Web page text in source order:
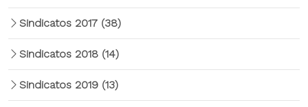
Sindicatos 2017 (38)
Sindicatos 2018 (14)
Sindicatos 2019 (13)